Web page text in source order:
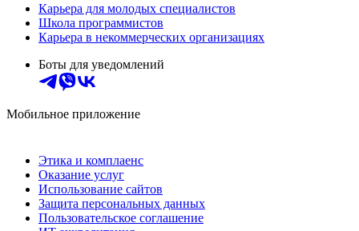
Карьера для молодых специалистов
Школа программистов
Карьера в некоммерческих организациях
Боты для уведомлений
Мобильное приложение
Этика и комплаенс
Оказание услуг
Использование сайтов
Защита персональных данных
Пользовательское соглашение